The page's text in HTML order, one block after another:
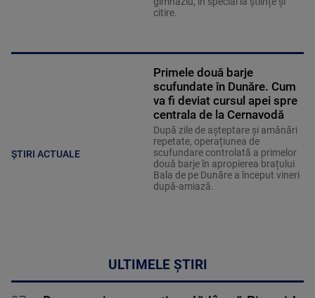
citire.
ȘTIRI ACTUALE
Primele două barje
scufundate în Dunăre. Cum
va fi deviat cursul apei spre
centrala de la Cernavodă
După zile de așteptare și amânări
repetate, operațiunea de
scufundare controlată a primelor
două barje în apropierea brațului
Bala de pe Dunăre a început vineri
după-amiază.
ULTIMELE ȘTIRI